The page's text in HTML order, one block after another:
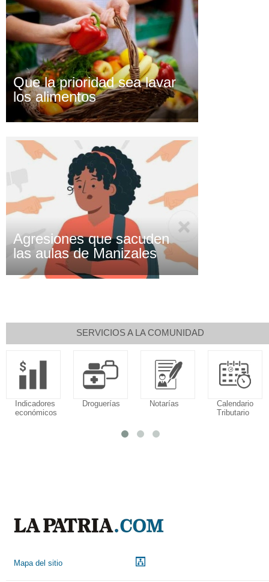
Que la prioridad sea lavar
los alimentos
Agresiones que sacuden
las aulas de Manizales
SERVICIOS A LA COMUNIDAD
Indicadores
económicos
Droguerías Notarías
Calendario
Tributario
Mapa del sitio